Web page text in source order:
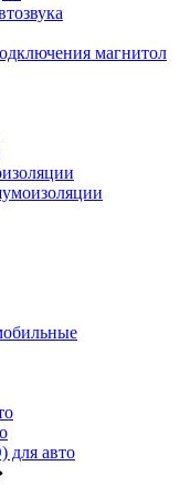
магнитол
для авто